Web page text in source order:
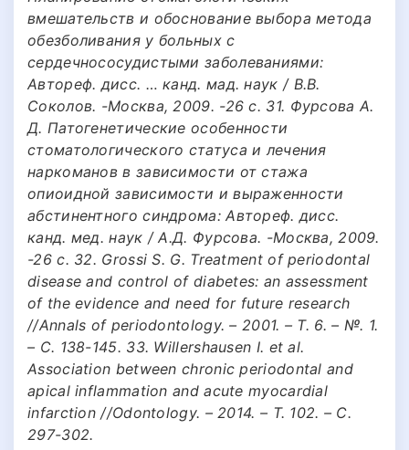
вмешательств и обоснование выбора метода
обезболивания у больных с
сердечнососудистыми заболеваниями:
Автореф. дисс. … канд. мад. наук / В.В.
Соколов. -Москва, 2009. -26 с. 31. Фурсова А.
Д. Патогенетические особенности
стоматологического статуса и лечения
наркоманов в зависимости от стажа
опиоидной зависимости и выраженности
абстинентного синдрома: Автореф. дисс.
канд. мед. наук / А.Д. Фурсова. -Москва, 2009.
-26 с. 32. Grossi S. G. Treatment of periodontal
disease and control of diabetes: an assessment
of the evidence and need for future research
//Annals of periodontology. – 2001. – Т. 6. – №. 1.
– С. 138-145. 33. Willershausen I. et al.
Association between chronic periodontal and
apical inflammation and acute myocardial
infarction //Odontology. – 2014. – Т. 102. – С.
297-302.